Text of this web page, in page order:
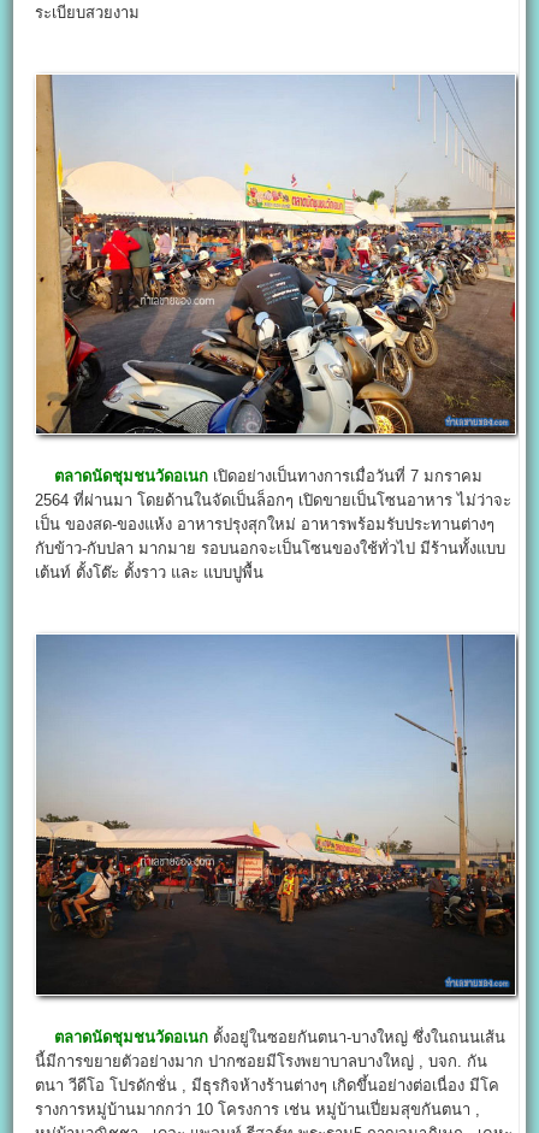
ระเบียบสวยงาม
ตลาดนัดชุมชนวัดอเนก เปิดอย่างเป็นทางการเมื่อวันที่ 7 มกราคม
2564 ที่ผ่านมา โดยด้านในจัดเป็นล็อกๆ เปิดขายเป็นโซนอาหาร ไม่ว่าจะ
เป็น ของสด-ของแห้ง อาหารปรุงสุกใหม่ อาหารพร้อมรับประทานต่างๆ
กับข้าว-กับปลา มากมาย รอบนอกจะเป็นโซนของใช้ทั่วไป มีร้านทั้งแบบ
เต้นท์ ตั้งโต๊ะ ตั้งราว และ แบบปูพื้น
ตลาดนัดชุมชนวัดอเนก ตั้งอยู่ในซอยกันตนา-บางใหญ่ ซึ่งในถนนเส้น
นี้มีการขยายตัวอย่างมาก ปากซอยมีโรงพยาบาลบางใหญ่ , บจก. กัน
ตนา วีดีโอ โปรดักชั่น , มีธุรกิจห้างร้านต่างๆ เกิดขึ้นอย่างต่อเนื่อง มีโค
รางการหมู่บ้านมากกว่า 10 โครงการ เช่น หมู่บ้านเปี่ยมสุขกันตนา ,